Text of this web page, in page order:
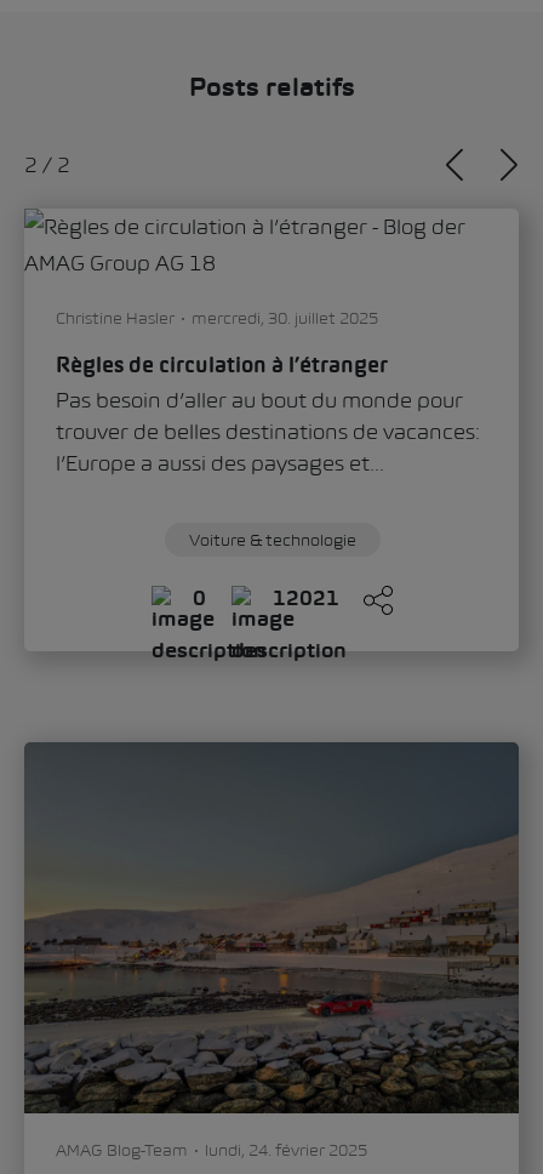
Posts relatifs
1 / 2
«Modern Solid»: comment le Škoda Epiq
définit le nouveau visage de la marque
Voiture & technologie
0 259